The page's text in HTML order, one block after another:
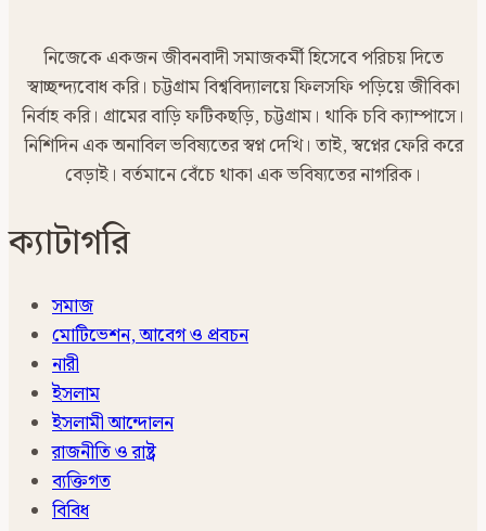
নিজেকে একজন জীবনবাদী সমাজকর্মী হিসেবে পরিচয় দিতে
স্বাচ্ছন্দ্যবোধ করি। চট্টগ্রাম বিশ্ববিদ্যালয়ে ফিলসফি পড়িয়ে জীবিকা
নির্বাহ করি। গ্রামের বাড়ি ফটিকছড়ি, চট্টগ্রাম। থাকি চবি ক্যাম্পাসে।
নিশিদিন এক অনাবিল ভবিষ্যতের স্বপ্ন দেখি। তাই, স্বপ্নের ফেরি করে
বেড়াই। বর্তমানে বেঁচে থাকা এক ভবিষ্যতের নাগরিক।
ক্যাটাগরি
সমাজ
মোটিভেশন, আবেগ ও প্রবচন
নারী
ইসলাম
ইসলামী আন্দোলন
রাজনীতি ও রাষ্ট্র
ব্যক্তিগত
বিবিধ